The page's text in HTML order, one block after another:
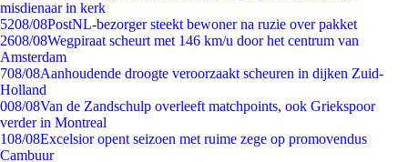
misdienaar in kerk
5208/08PostNL-bezorger steekt bewoner na ruzie over pakket
2608/08Wegpiraat scheurt met 146 km/u door het centrum van
Amsterdam
708/08Aanhoudende droogte veroorzaakt scheuren in dijken Zuid-
Holland
008/08Van de Zandschulp overleeft matchpoints, ook Griekspoor
verder in Montreal
108/08Excelsior opent seizoen met ruime zege op promovendus
Cambuur